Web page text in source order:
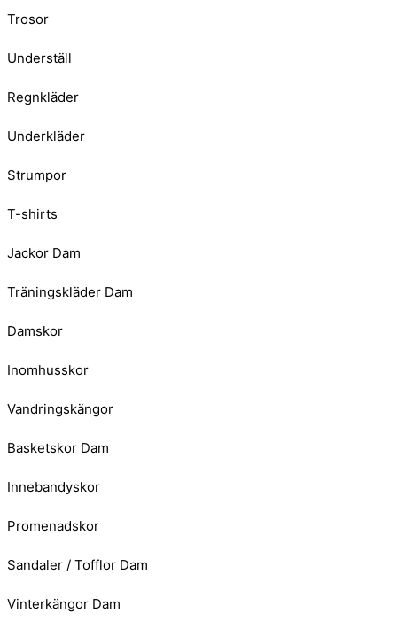
Trosor
Underställ
Regnkläder
Underkläder
Strumpor
T-shirts
Jackor Dam
Träningskläder Dam
Damskor
Inomhusskor
Vandringskängor
Basketskor Dam
Innebandyskor
Promenadskor
Sandaler / Tofflor Dam
Vinterkängor Dam